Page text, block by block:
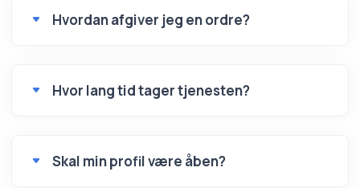
Hvordan afgiver jeg en ordre?
Hvor lang tid tager tjenesten?
Skal min profil være åben?